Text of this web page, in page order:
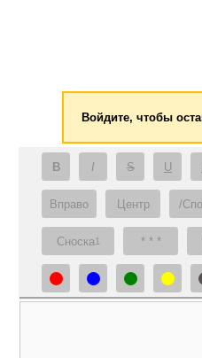
Войдите, чтобы
B I S U
Вправо Центр /
Сноска1 * * *